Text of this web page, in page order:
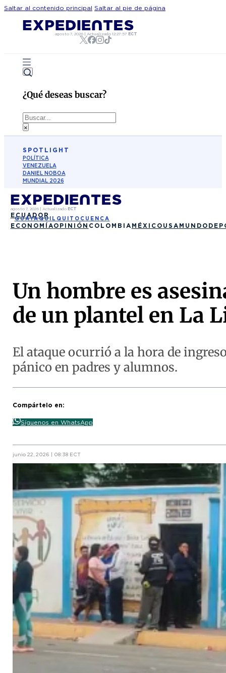
Saltar al contenido principal Saltar al pie de página
agosto 7, 2026| Actualizado 12:27:57 ECT
¿Qué deseas buscar?
Buscar
×
SPOTLIGHT
POLÍTICA
VENEZUELA
DANIEL NOBOA
MUNDIAL 2026
agosto 7, 2026| Actualizado ECT
ECUADOR
GUAYAQUIL QUITO CUENCA
ECONOMÍAOPINIÓN COLOMBIA MÉXICO USA MUNDO
Un hombre es
de un plantel en La
El ataque ocurrió a la hora de
pánico en padres y alumnos.
Compártelo en:
Síguenos en WhatsApp
junio 22, 2026 | 08:38 ECT